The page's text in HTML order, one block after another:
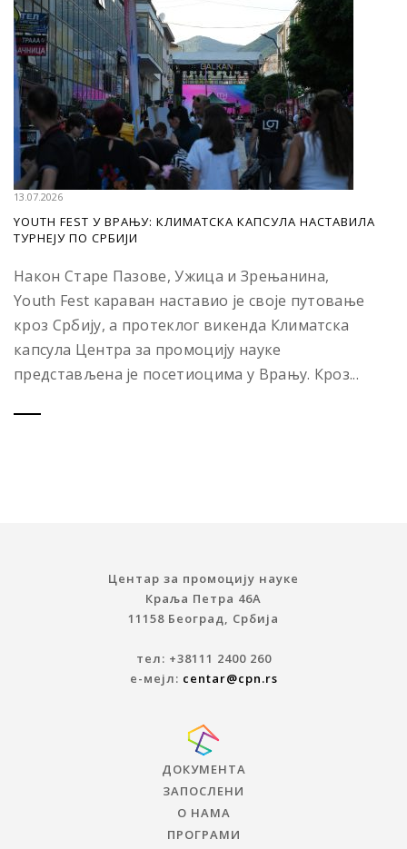
13.07.2026
YOUTH FEST У ВРАЊУ: КЛИМАТСКА КАПСУЛА НАСТАВИЛА
ТУРНЕЈУ ПО СРБИЈИ
Након Старе Пазове, Ужица и Зрењанина,
Youth Fest караван наставио је своје путовање
кроз Србију, а протеклог викенда Климатска
капсула Центра за промоцију науке
представљена је посетиоцима у Врању. Кроз...
Центар за промоцију науке
Краља Петра 46A
11158 Београд, Србија
тел: +38111 2400 260
е-мејл: centar@cpn.rs
ДОКУМЕНТА
ЗАПОСЛЕНИ
О НАМА
ПРОГРАМИ